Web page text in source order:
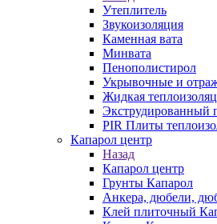
Утеплитель
Звукоизоляция
Каменная вата
Минвата
Пенополистирол
Укрывочные и
Жидкая
Экструдированный
PIR Плиты
Капарол центр
Назад
Капарол центр
Грунты Капарол
Анкера, дюбели,
Клей плиточный